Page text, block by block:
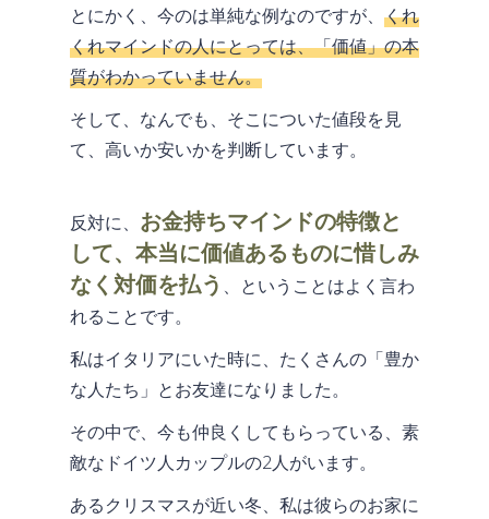
とにかく、今のは単純な例なのですが、 くれ
くれマインドの人にとっては、「価値」の本
質がわかっていません。
そして、なんでも、そこについた値段を見
て、高いか安いかを判断しています。
反対に、 お金持ちマインドの特徴と
して、本当に価値あるものに惜しみ
なく対価を払う 、ということはよく言わ
れることです。
私はイタリアにいた時に、たくさんの「豊か
な人たち」とお友達になりました。
その中で、今も仲良くしてもらっている、素
敵なドイツ人カップルの2人がいます。
あるクリスマスが近い冬、私は彼らのお家に